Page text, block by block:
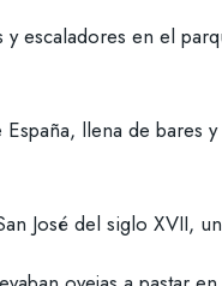
escaladores en el
llena de bares
José del siglo XVII,